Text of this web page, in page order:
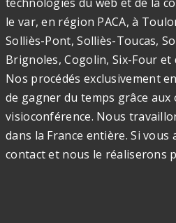
le var, en région PACA, à
Solliès-Pont, Solliès-Toucas,
Brignoles, Cogolin, Six-Four et
Nos procédés exclusivement
de gagner du temps grâce aux
visioconférence. Nous
dans la France entière. Si
contact et nous le réaliserons